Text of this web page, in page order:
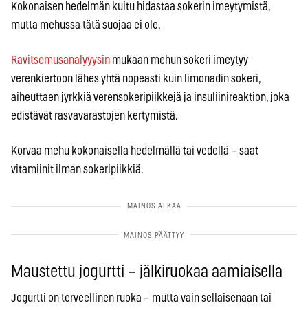
Kokonaisen hedelmän kuitu hidastaa sokerin imeytymistä,
mutta mehussa tätä suojaa ei ole.
Ravitsemusanalyyysin mukaan mehun sokeri imeytyy
verenkiertoon lähes yhtä nopeasti kuin limonadin sokeri,
aiheuttaen jyrkkiä verensokeripiikkejä ja insuliinireaktion, joka
edistävät rasvavarastojen kertymistä.
Korvaa mehu kokonaisella hedelmällä tai vedellä – saat
vitamiinit ilman sokeripiikkiä.
Maustettu jogurtti – jälkiruokaa aamiaisella
Jogurtti on terveellinen ruoka – mutta vain sellaisenaan tai